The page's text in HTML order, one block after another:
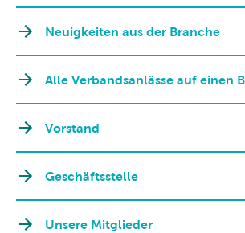
Neuigkeiten aus der Branche
Alle Verbandsanlässe auf einen
Vorstand
Geschäftsstelle
Unsere Mitglieder